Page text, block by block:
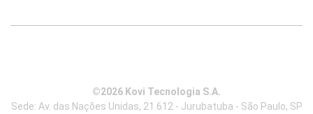
©2026 Kovi Tecnologia S.A.
Sede: Av. das Nações Unidas, 21.612 - Jurubatuba - São Paulo, SP